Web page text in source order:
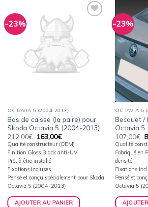
-23%
OCTAVIA 5 (2004-2013)
Bas de caisse (la paire) pour
Skoda Octavia 5 (2004-2013)
212,00€ Le
prix
initial
était :
212,00€.
163,00€Le
prix
actuel
est :
Qualité constructeur (OEM)
Finition Gloss Black anti-UV
Prêt à être installé
Fixations incluses
Pensé et conçu spécialement pour Skoda
Octavia 5 (2004-2013)
AJOUTER AU PANIER
-23%
OCTAVIA 5
Becquet /
Octavia 5
107,00€
Qualité
Fabriqué en
densité
Fixations
Pensé et
Octavia 5